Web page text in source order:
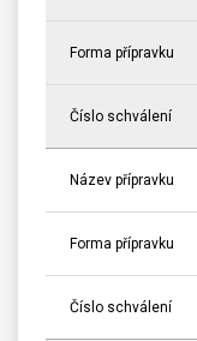
Forma přípravku
Číslo schválení
Název přípravku
Forma přípravku
Číslo schválení